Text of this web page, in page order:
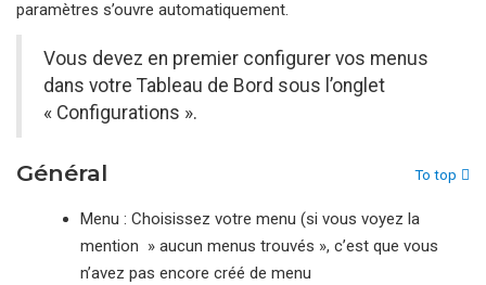
paramètres s’ouvre automatiquement.
Vous devez en premier configurer vos menus
dans votre Tableau de Bord sous l’onglet
« Configurations ».
Général To top
Menu : Choisissez votre menu (si vous voyez la
mention » aucun menus trouvés », c’est que vous
n’avez pas encore créé de menu